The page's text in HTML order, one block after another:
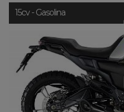
15cv - Gasolina